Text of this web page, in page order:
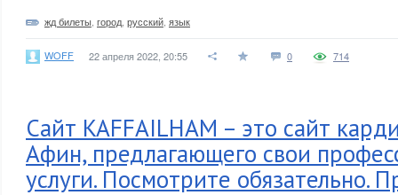
жд билеты город русский язык
WOFF 22 апреля 2022, 20:55 0 714
Сайт KAFFAILHAM – это сайт
Афин, предлагающего свои
услуги. Посмотрите обязательно.